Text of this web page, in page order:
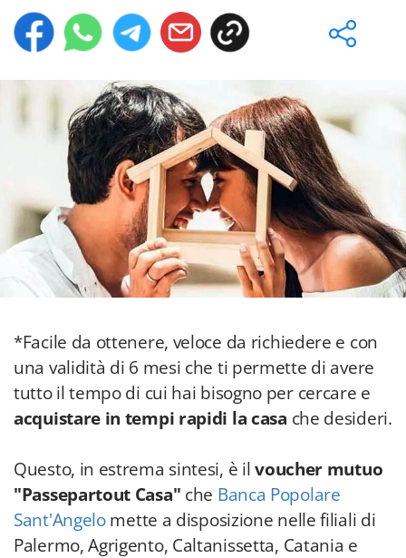
*Facile da ottenere, veloce da richiedere e con
una validità di 6 mesi che ti permette di avere
tutto il tempo di cui hai bisogno per cercare e
acquistare in tempi rapidi la casa che desideri.
Questo, in estrema sintesi, è ilvoucher mutuo
"Passepartout Casa" che Banca Popolare
Sant'Angelomette a disposizione nelle filiali di
Palermo, Agrigento, Caltanissetta, Catania e